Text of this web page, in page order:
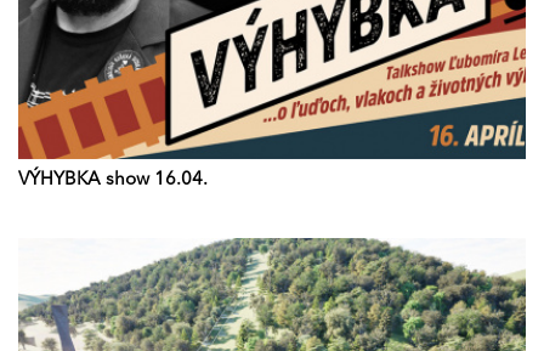
VÝHYBKA show 16.04.